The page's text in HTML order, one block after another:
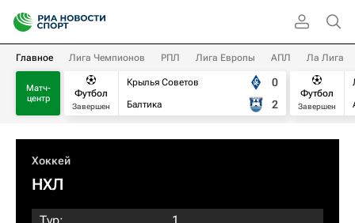
Главное Лига Чемпионов РПЛ Лига Европы АПЛ Ла Лига
Матч-
центр
Футбол
Завершен
Крылья Советов
Балтика
0
2
Футбол
Завершен
Хоккей
НХЛ